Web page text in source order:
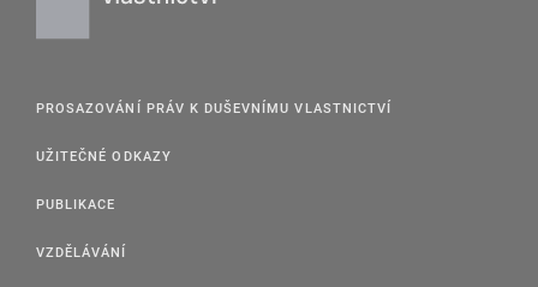
PROSAZOVÁNÍ PRÁV K DUŠEVNÍMU VLASTNICTVÍ
UŽITEČNÉ ODKAZY
PUBLIKACE
VZDĚLÁVÁNÍ